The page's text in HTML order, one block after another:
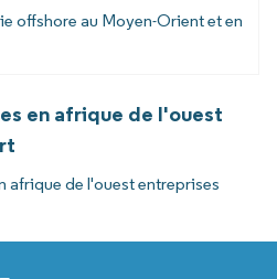
offshore au Moyen-Orient et en
en afrique de l'ouest
afrique de l'ouest entreprises